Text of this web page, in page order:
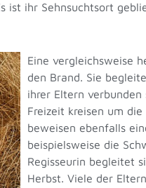
ist ihr Sehnsuchtsort
Eine vergleichsweise
den Brand. Sie
ihrer Eltern
Freizeit kreisen um
beweisen ebenfalls
beispielsweise die
Regisseurin begleitet
Herbst. Viele der